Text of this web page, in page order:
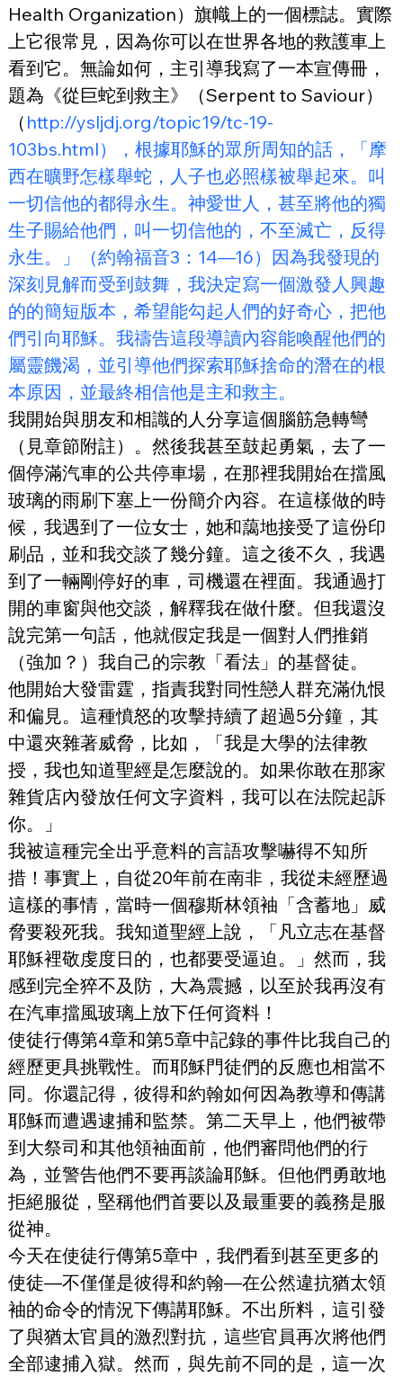
Health Organization）旗幟上的一個標誌。實際
上它很常見，因為你可以在世界各地的救護車上
看到它。無論如何，主引導我寫了一本宣傳冊，
題為《從巨蛇到救主》（Serpent to Saviour）
（ http://ysljdj.org/topic19/tc-19-
103bs.html），根據耶穌的眾所周知的話，「摩
西在曠野怎樣舉蛇，人子也必照樣被舉起來。叫
一切信他的都得永生。神愛世人，甚至將他的獨
生子賜給他們，叫一切信他的，不至滅亡，反得
永生。」（約翰福音3：14—16）因為我發現的
深刻見解而受到鼓舞，我決定寫一個激發人興趣
的的簡短版本，希望能勾起人們的好奇心，把他
們引向耶穌。我禱告這段導讀內容能喚醒他們的
屬靈饑渴，並引導他們探索耶穌捨命的潛在的根
本原因，並最終相信他是主和救主。
我開始與朋友和相識的人分享這個腦筋急轉彎
（見章節附註）。然後我甚至鼓起勇氣，去了一
個停滿汽車的公共停車場，在那裡我開始在擋風
玻璃的雨刷下塞上一份簡介內容。在這樣做的時
候，我遇到了一位女士，她和藹地接受了這份印
刷品，並和我交談了幾分鐘。這之後不久，我遇
到了一輛剛停好的車，司機還在裡面。我通過打
開的車窗與他交談，解釋我在做什麼。但我還沒
說完第一句話，他就假定我是一個對人們推銷
（強加？）我自己的宗教「看法」的基督徒。
他開始大發雷霆，指責我對同性戀人群充滿仇恨
和偏見。這種憤怒的攻擊持續了超過5分鐘，其
中還夾雜著威脅，比如，「我是大學的法律教
授，我也知道聖經是怎麼說的。如果你敢在那家
雜貨店內發放任何文字資料，我可以在法院起訴
你。」
我被這種完全出乎意料的言語攻擊嚇得不知所
措！事實上，自從20年前在南非，我從未經歷過
這樣的事情，當時一個穆斯林領袖「含蓄地」威
脅要殺死我。我知道聖經上說，「凡立志在基督
耶穌裡敬虔度日的，也都要受逼迫。」然而，我
感到完全猝不及防，大為震撼，以至於我再沒有
在汽車擋風玻璃上放下任何資料！
使徒行傳第4章和第5章中記錄的事件比我自己的
經歷更具挑戰性。而耶穌門徒們的反應也相當不
同。你還記得，彼得和約翰如何因為教導和傳講
耶穌而遭遇逮捕和監禁。第二天早上，他們被帶
到大祭司和其他領袖面前，他們審問他們的行
為，並警告他們不要再談論耶穌。但他們勇敢地
拒絕服從，堅稱他們首要以及最重要的義務是服
從神。
今天在使徒行傳第5章中，我們看到甚至更多的
使徒—不僅僅是彼得和約翰—在公然違抗猶太領
袖的命令的情況下傳講耶穌。不出所料，這引發
了與猶太官員的激烈對抗，這些官員再次將他們
全部逮捕入獄。然而，與先前不同的是，這一次